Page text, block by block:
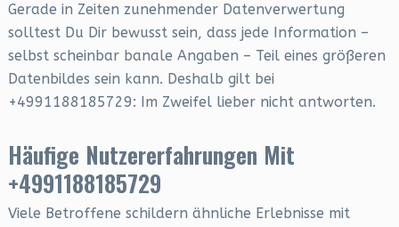
Gerade in Zeiten zunehmender Datenverwertung
solltest Du Dir bewusst sein, dass jede Information –
selbst scheinbar banale Angaben – Teil eines größeren
Datenbildes sein kann. Deshalb gilt bei
+4991188185729: Im Zweifel lieber nicht antworten.
Häufige Nutzererfahrungen Mit
+4991188185729
Viele Betroffene schildern ähnliche Erlebnisse mit